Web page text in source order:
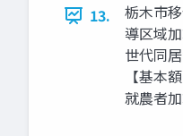
13.
栃木市
導区域
世代同
【基本
就農者